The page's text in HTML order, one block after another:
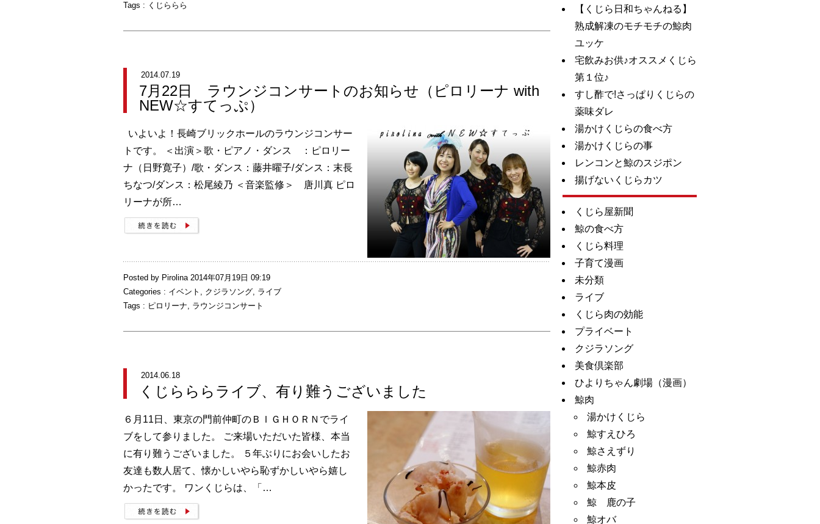
Tags : くじららら
2014.07.19
7月22日 ラウンジコンサートのお知らせ（ピロリーナ with
NEW☆すてっぷ）
いよいよ！長崎ブリックホールのラウンジコンサー
トです。 ＜出演＞歌・ピアノ・ダンス ：ピロリー
ナ（日野寛子）/歌・ダンス：藤井曜子/ダンス：末長
ちなつ/ダンス：松尾綾乃 ＜音楽監修＞ 唐川真 ピロ
リーナが所…
Posted by Pirolina 2014年07月19日 09:19
Categories : イベント , クジラソング, ライブ
Tags : ピロリーナ, ラウンジコンサート
2014.06.18
くじらららライブ、有り難うございました
６月11日、東京の門前仲町のＢＩＧＨＯＲＮでライ
ブをして参りました。 ご来場いただいた皆様、本当
に有り難うございました。 ５年ぶりにお会いしたお
友達も数人居て、懐かしいやら恥ずかしいやら嬉し
かったです。 ワンくじらは、「…
【くじら日和ちゃんねる】
熟成解凍のモチモチの鯨肉
ユッケ
宅飲みお供♪オススメくじら
第１位♪
すし酢で!さっぱりくじらの
薬味ダレ
湯かけくじらの食べ方
湯かけくじらの事
レンコンと鯨のスジポン
揚げないくじらカツ
くじら屋新聞
鯨の食べ方
くじら料理
子育て漫画
未分類
ライブ
くじら肉の効能
プライベート
クジラソング
美食倶楽部
ひよりちゃん劇場（漫画）
鯨肉
湯かけくじら
鯨すえひろ
鯨さえずり
鯨赤肉
鯨本皮
鯨 鹿の子
鯨オバ